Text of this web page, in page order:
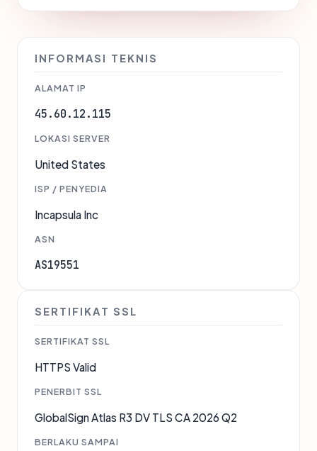
INFORMASI TEKNIS
ALAMAT IP
45.60.12.115
LOKASI SERVER
United States
ISP / PENYEDIA
Incapsula Inc
ASN
AS19551
SERTIFIKAT SSL
SERTIFIKAT SSL
HTTPS Valid
PENERBIT SSL
GlobalSign Atlas R3 DV TLS CA 2026 Q2
BERLAKU SAMPAI